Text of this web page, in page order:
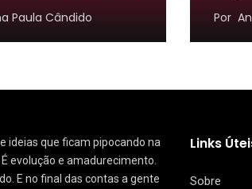
Paula Cândido Por
ideias que ficam pipocando na
evolução e amadurecimento.
E no final das contas a gente
Links
Sobre